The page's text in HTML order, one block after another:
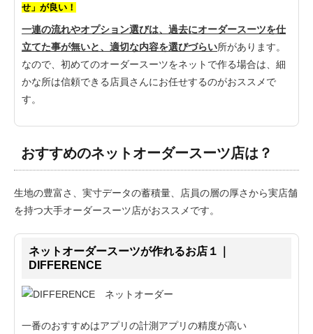
せ」が良い！
一連の流れやオプション選びは、過去にオーダースーツを仕
立てた事が無いと、適切な内容を選びづらい所があります。
なので、初めてのオーダースーツをネットで作る場合は、細
かな所は信頼できる店員さんにお任せするのがおススメで
す。
おすすめのネットオーダースーツ店は？
生地の豊富さ、実寸データの蓄積量、店員の層の厚さから実店舗
を持つ大手オーダースーツ店がおススメです。
ネットオーダースーツが作れるお店１｜
DIFFERENCE
一番のおすすめはアプリの計測アプリの精度が高い